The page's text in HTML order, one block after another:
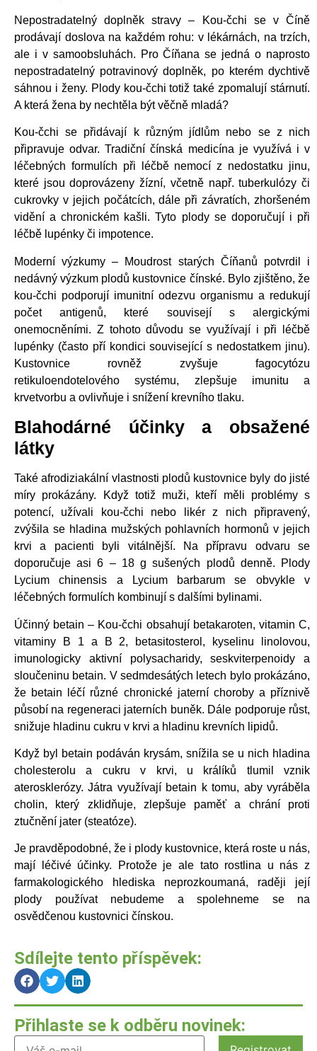
Nepostradatelný doplněk stravy – Kou-čchi se v Číně
prodávají doslova na každém rohu: v lékárnách, na trzích,
ale i v samoobsluhách. Pro Číňana se jedná o naprosto
nepostradatelný potravinový doplněk, po kterém dychtivě
sáhnou i ženy. Plody kou-čchi totiž také zpomalují stárnutí.
A která žena by nechtěla být věčně mladá?
Kou-čchi se přidávají k různým jídlům nebo se z nich
připravuje odvar. Tradiční čínská medicína je využívá i v
léčebných formulích při léčbě nemocí z nedostatku jinu,
které jsou doprovázeny žízní, včetně např. tuberkulózy či
cukrovky v jejich počátcích, dále při závratích, zhoršeném
vidění a chronickém kašli. Tyto plody se doporučují i při
léčbě lupénky či impotence.
Moderní výzkumy – Moudrost starých Číňanů potvrdil i
nedávný výzkum plodů kustovnice čínské. Bylo zjištěno, že
kou-čchi podporují imunitní odezvu organismu a redukují
počet antigenů, které souvisejí s alergickými
onemocněními. Z tohoto důvodu se využívají i při léčbě
lupénky (často pří kondici související s nedostatkem jinu).
Kustovnice rovněž zvyšuje fagocytózu
retikuloendotelového systému, zlepšuje imunitu a
krvetvorbu a ovlivňuje i snížení krevního tlaku.
Blahodárné účinky a obsažené
látky
Také afrodiziakální vlastnosti plodů kustovnice byly do jisté
míry prokázány. Když totiž muži, kteří měli problémy s
potencí, užívali kou-čchi nebo likér z nich připravený,
zvýšila se hladina mužských pohlavních hormonů v jejich
krvi a pacienti byli vitálnější. Na přípravu odvaru se
doporučuje asi 6 – 18 g sušených plodů denně. Plody
Lycium chinensis a Lycium barbarum se obvykle v
léčebných formulích kombinují s dalšími bylinami.
Účinný betain – Kou-čchi obsahují betakaroten, vitamin C,
vitaminy B 1 a B 2, betasitosterol, kyselinu linolovou,
imunologicky aktivní polysacharidy, seskviterpenoidy a
sloučeninu betain. V sedmdesátých letech bylo prokázáno,
že betain léčí různé chronické jaterní choroby a příznivě
působí na regeneraci jaterních buněk. Dále podporuje růst,
snižuje hladinu cukru v krvi a hladinu krevních lipidů.
Když byl betain podáván krysám, snížila se u nich hladina
cholesterolu a cukru v krvi, u králíků tlumil vznik
aterosklerózy. Játra využívají betain k tomu, aby vyráběla
cholin, který zklidňuje, zlepšuje paměť a chrání proti
ztučnění jater (steatóze).
Je pravděpodobné, že i plody kustovnice, která roste u nás,
mají léčivé účinky. Protože je ale tato rostlina u nás z
farmakologického hlediska neprozkoumaná, raději její
plody používat nebudeme a spolehneme se na
osvědčenou kustovnici čínskou.
Sdílejte tento příspěvek:
Přihlaste se k odběru novinek: